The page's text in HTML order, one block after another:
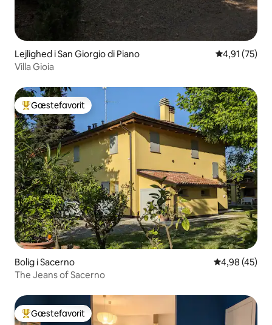
Lejlighed i San Giorgio di Piano 4,91 ud af 5
4,91 (75)
Villa Gioia
Bedste gæstefavorit
Gæstefavorit
Bolig i Sacerno 4,98 ud af 5 i
4,98 (45)
The Jeans of Sacerno
Bedste gæstefavorit
Gæstefavorit